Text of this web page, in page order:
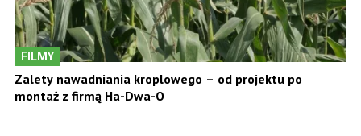
FILMY
Zalety nawadniania kroplowego – od projektu po
montaż z firmą Ha-Dwa-O